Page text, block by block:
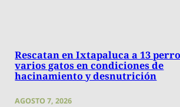
Rescatan en Ixtapaluca a 13
varios gatos en condiciones de
hacinamiento y desnutrición
AGOSTO 7, 2026